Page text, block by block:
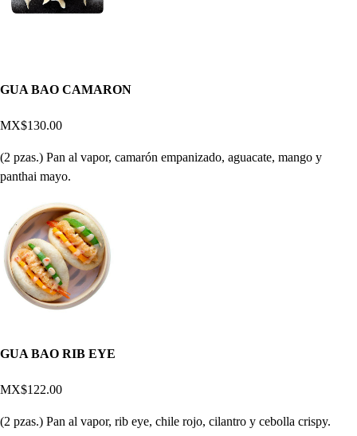
GUA BAO CAMARON
MX$130.00
(2 pzas.) Pan al vapor, camarón empanizado, aguacate, mango y
panthai mayo.
GUA BAO RIB EYE
MX$122.00
(2 pzas.) Pan al vapor, rib eye, chile rojo, cilantro y cebolla crispy.